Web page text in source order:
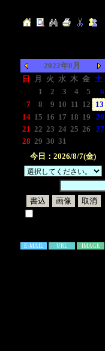
2022年8月
日
月 火 水 木 金 土
1 2 3 4 5
6
7
8 9 10 11 12
13
14 15 16 17 18 19
20
21 22 23 24 25 26
27
28 29 30 31
今日：2026/8/7(金)
E-MAIL URL IMAGE